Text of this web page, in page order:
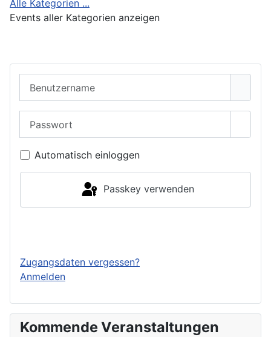
Alle Kategorien ...
Events aller Kategorien anzeigen
Automatisch einloggen
Passkey verwenden
Zugangsdaten vergessen?
Anmelden
Kommende Veranstaltungen